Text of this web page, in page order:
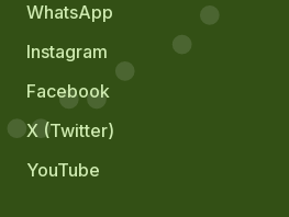
WhatsApp
Instagram
Facebook
X (Twitter)
YouTube